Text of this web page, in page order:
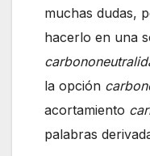
muchas dudas,
hacerlo en una
la opción
acortamiento
palabras